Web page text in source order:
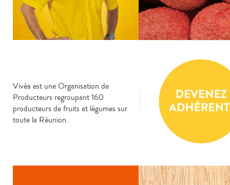
Vivéa est une Organisation de
Producteurs regroupant 160
producteurs de fruits et légumes sur
toute la Réunion.